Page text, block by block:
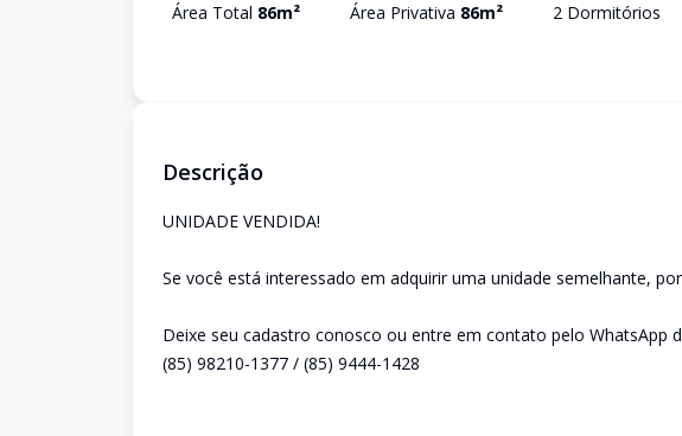
Área Total 86m² Área Privativa 86m² 2 Dormitórios
Descrição
UNIDADE VENDIDA!
Se você está interessado em adquirir uma unidade semelhante,
Deixe seu cadastro conosco ou entre em contato pelo WhatsApp
(85) 98210-1377 / (85) 9444-1428